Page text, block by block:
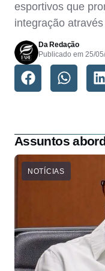
esportivos que
integração
Da Redação
Publicado em 25/
Assuntos
NOTÍCIAS